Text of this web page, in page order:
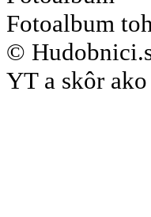
Fotoalbum
©
YT a skôr